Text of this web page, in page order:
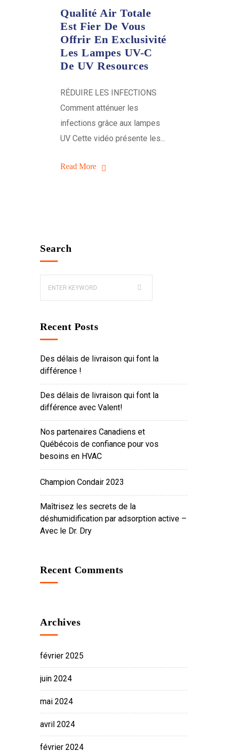
Search
Recent Posts
Des délais de livraison qui font la
différence !
Des délais de livraison qui font la
différence avec Valent!
Nos partenaires Canadiens et
Québécois de confiance pour vos
besoins en HVAC
Champion Condair 2023
Maîtrisez les secrets de la
déshumidification par adsorption active –
Avec le Dr. Dry
Recent Comments
Archives
février 2025
juin 2024
mai 2024
avril 2024
février 2024
Qualité Air Totale
Est Fier De Vous
Offrir En Exclusivité
Les Lampes UV-C
De UV Resources
RÉDUIRE LES INFECTIONS
Comment atténuer les
infections grâce aux lampes
UV Cette vidéo présente les...
Read More